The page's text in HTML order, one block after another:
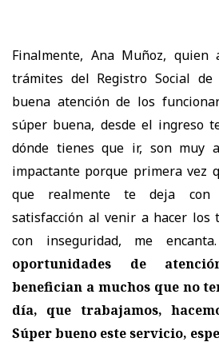
Finalmente, Ana Muñoz,
trámites del Registro Social de
buena atención de los
súper buena, desde el ingreso
dónde tienes que ir, son muy
impactante porque primera vez
que realmente te deja con
satisfacción al venir a hacer los
con inseguridad, me
oportunidades de
benefician a muchos que no
día, que trabajamos,
Súper bueno este servicio,